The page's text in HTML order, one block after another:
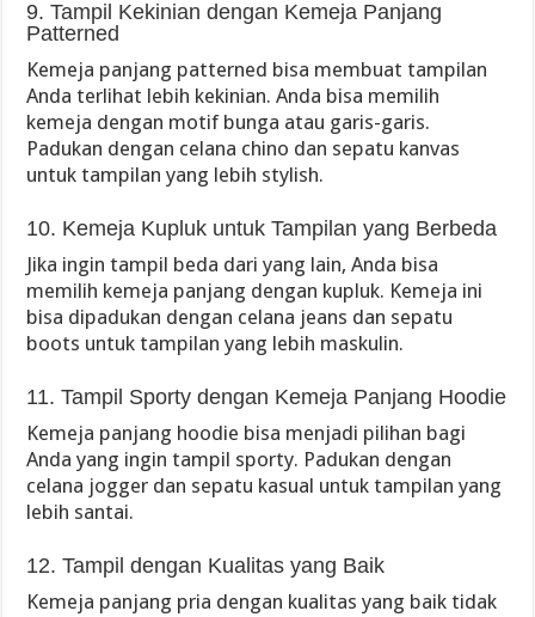
9. Tampil Kekinian dengan Kemeja Panjang
Patterned
Kemeja panjang patterned bisa membuat tampilan
Anda terlihat lebih kekinian. Anda bisa memilih
kemeja dengan motif bunga atau garis-garis.
Padukan dengan celana chino dan sepatu kanvas
untuk tampilan yang lebih stylish.
10. Kemeja Kupluk untuk Tampilan yang Berbeda
Jika ingin tampil beda dari yang lain, Anda bisa
memilih kemeja panjang dengan kupluk. Kemeja ini
bisa dipadukan dengan celana jeans dan sepatu
boots untuk tampilan yang lebih maskulin.
11. Tampil Sporty dengan Kemeja Panjang Hoodie
Kemeja panjang hoodie bisa menjadi pilihan bagi
Anda yang ingin tampil sporty. Padukan dengan
celana jogger dan sepatu kasual untuk tampilan yang
lebih santai.
12. Tampil dengan Kualitas yang Baik
Kemeja panjang pria dengan kualitas yang baik tidak